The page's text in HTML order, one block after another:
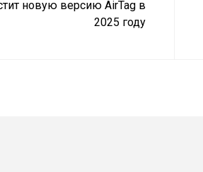
новую версию AirTag в
2025 году